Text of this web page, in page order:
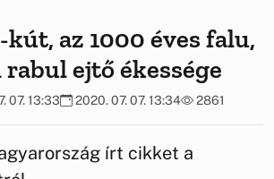
az 1000 éves falu,
ejtő ékessége
07. 13:33 2020. 07. 07. 13:34 2861
írt cikket a